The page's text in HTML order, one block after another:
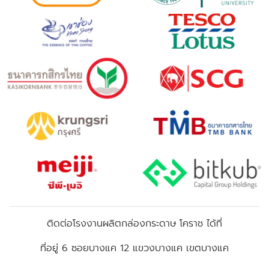
ติดต่อโรงงานผลิตกล่องกระดาษ โคราช ได้ที่
ที่อยู่ 6 ซอยบางแค 12 แขวงบางแค เขตบางแค